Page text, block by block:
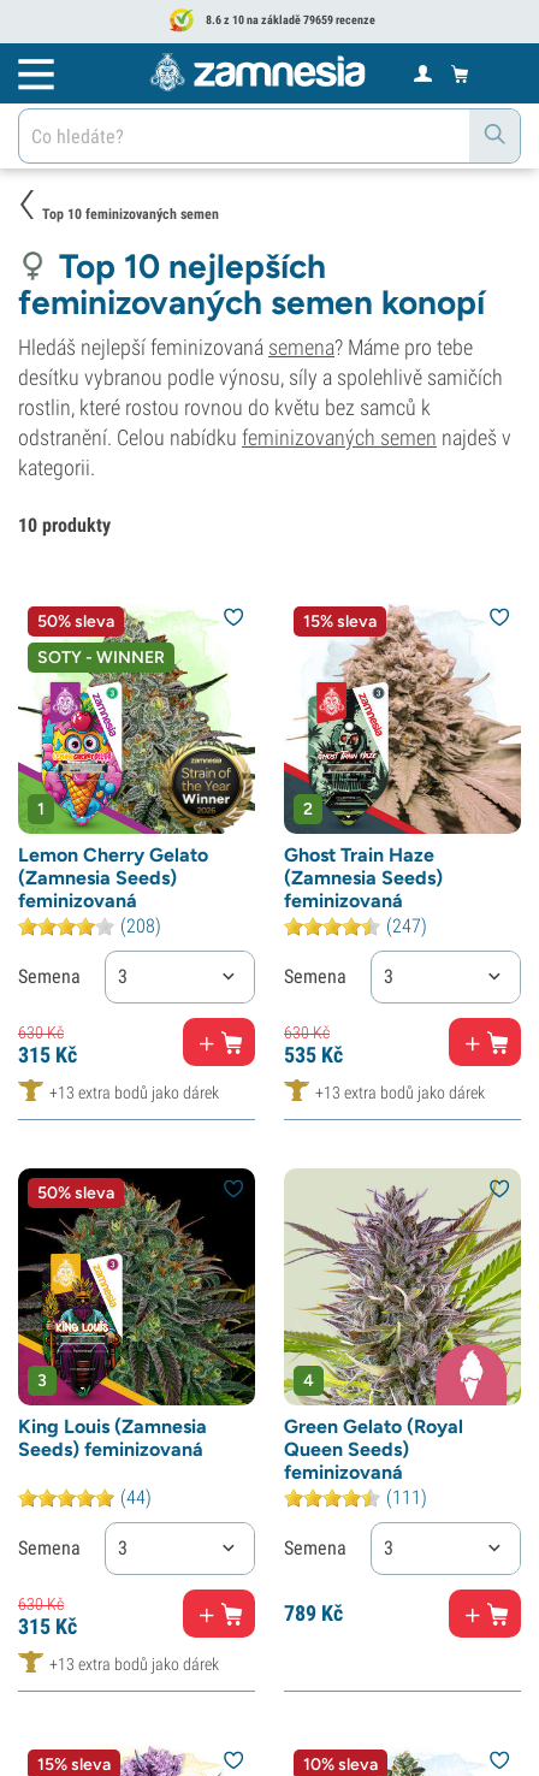
8.6 z 10 na základě 79659 recenze
Top 10 feminizovaných semen
Top 10 nejlepších
feminizovaných semen konopí
Hledáš nejlepší feminizovaná semena? Máme pro tebe
desítku vybranou podle výnosu, síly a spolehlivě samičích
rostlin, které rostou rovnou do květu bez samců k
odstranění. Celou nabídku feminizovaných semen najdeš v
kategorii.
10 produkty
50% sleva
SOTY - WINNER
1
Lemon Cherry Gelato
(Zamnesia Seeds)
feminizovaná
(208)
Semena 3
630Kč
315 Kč
+13 extra bodů jako dárek
15% sleva
2
Ghost Train Haze
(Zamnesia Seeds)
feminizovaná
(247)
Semena 3
630Kč
535 Kč
+13 extra bodů jako dárek
50% sleva
3
King Louis (Zamnesia
Seeds) feminizovaná
(44)
Semena 3
630Kč
315 Kč
+13 extra bodů jako dárek
4
Green Gelato (Royal
Queen Seeds)
feminizovaná
(111)
Semena 3
789 Kč
15% sleva 10% sleva